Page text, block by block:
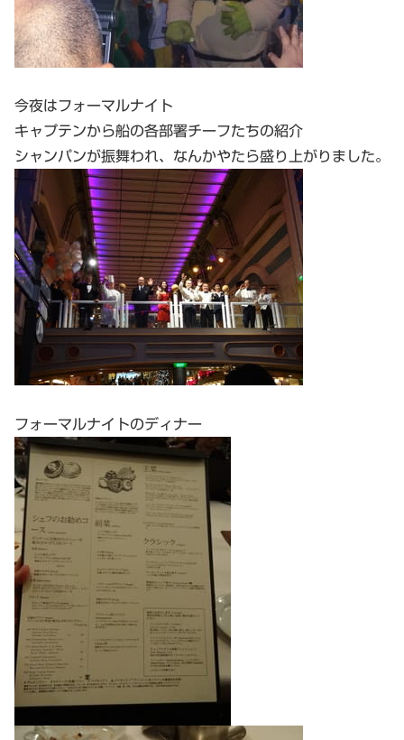
今夜はフォーマルナイト
キャプテンから船の各部署チーフたちの紹介
シャンパンが振舞われ、なんかやたら盛り上がりました。
フォーマルナイトのディナー